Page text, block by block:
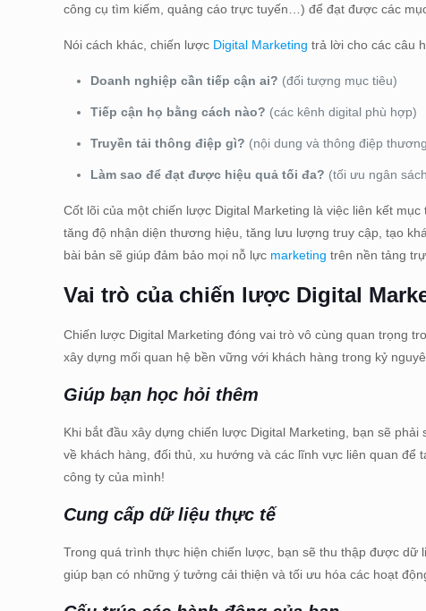
công cụ tìm kiếm, quảng cáo trực tuyến…) để đạt được các
Nói cách khác, chiến lược Digital Marketing trả lời cho các câu
Doanh nghiệp cần tiếp cận ai? (đối tượng mục tiêu)
Tiếp cận họ bằng cách nào? (các kênh digital phù hợp)
Truyền tải thông điệp gì? (nội dung và thông điệp
Làm sao để đạt được hiệu quả tối đa? (tối ưu ngân
Cốt lõi của một chiến lược Digital Marketing là việc liên kết
tăng độ nhận diện thương hiệu, tăng lưu lượng truy cập, tạo
bài bản sẽ giúp đảm bảo mọi nỗ lực marketing trên nền tảng
Vai trò của chiến lược Digital
Chiến lược Digital Marketing đóng vai trò vô cùng quan trọng
xây dựng mối quan hệ bền vững với khách hàng trong kỷ
Giúp bạn học hỏi thêm
Khi bắt đầu xây dựng chiến lược Digital Marketing, bạn sẽ
về khách hàng, đối thủ, xu hướng và các lĩnh vực liên quan
công ty của mình!
Cung cấp dữ liệu thực tế
Trong quá trình thực hiện chiến lược, bạn sẽ thu thập được
giúp bạn có những ý tưởng cải thiện và tối ưu hóa các hoạt